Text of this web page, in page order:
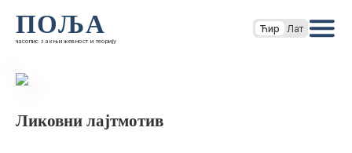
ПОЉА
часопис за књижевност и теорију
Ћир Лат
Ликовни лајтмотив